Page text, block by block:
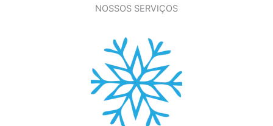
NOSSOS SERVIÇOS